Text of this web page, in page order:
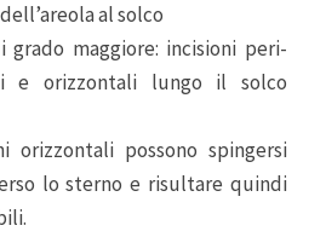
al solco
grado maggiore: incisioni peri-
e orizzontali lungo il solco
orizzontali possono spingersi
lo sterno e risultare quindi